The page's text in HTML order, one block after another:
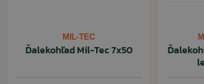
MIL-TEC
Ďalekohľad Mil-Tec 7x50